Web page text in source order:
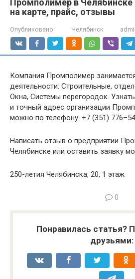
Промполимер в
на карте, прайс, отзывы
Опубликовано: Челябинск
Компания Промполимер
деятельности: Строительные,
Окна, Системы перегородок.
и точный адрес организации
можно по телефону: +7 (351)
Написать отзыв о предприятии
Челябинске или оставить заявку
250-летия Челябинска, 20, 1 этаж
0
Понравилась статья?
друзьями: